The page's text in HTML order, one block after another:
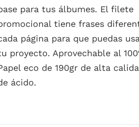
para tus álbumes. El filete
tiene frases
página para que puedas
proyecto. Aprovechable al
eco de 190gr de alta
ácido.